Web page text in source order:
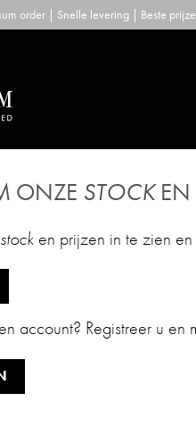
order | Snelle levering | Beste
ONZE STOCKEN
stock en prijzen in te zien
account? Registreer u en